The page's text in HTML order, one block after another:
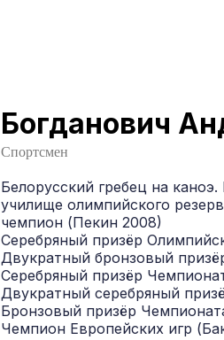
Богданович
Спортсмен
Белорусский гребец на
училище олимпийского
чемпион (Пекин 2008)
Серебряный призёр
Двукратный бронзовый
Серебряный призёр
Двукратный серебряный
Бронзовый призёр
Чемпион Европейских игр